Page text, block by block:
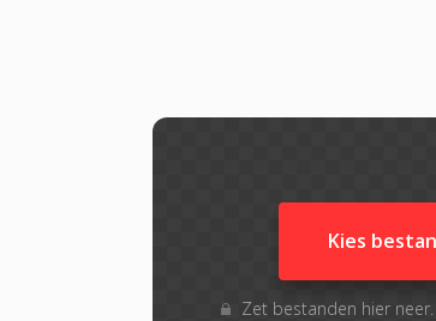
Kies
Zet bestanden hier